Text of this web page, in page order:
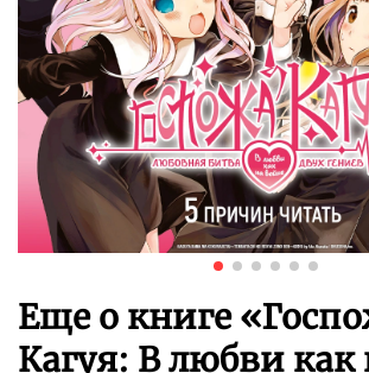
Еще о книге «
Кагуя: В любви как